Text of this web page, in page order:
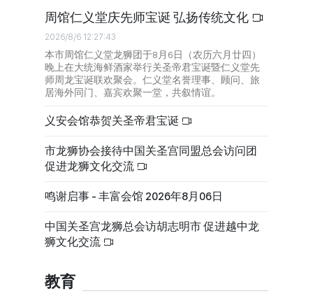
周馆仁义堂庆先师宝诞 弘扬传统文化
2026/8/6 12:27:43
本市周馆仁义堂龙狮团于8月6日（农历六月廿四）
晚上在大统海鲜酒家举行关圣帝君宝诞暨仁义堂先
师周龙宝诞联欢聚会。仁义堂名誉理事、顾问、旅
居海外同门、嘉宾欢聚一堂，共叙情谊。
义安会馆恭贺关圣帝君宝诞
市龙狮协会接待中国关圣宫同盟总会访问团
促进龙狮文化交流
鸣谢启事 - 丰富会馆 2026年8月06日
中国关圣宫龙狮总会访胡志明市 促进越中龙
狮文化交流
教育